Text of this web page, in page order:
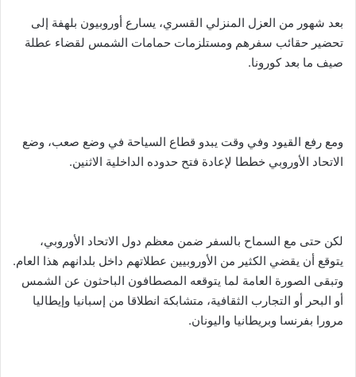
بعد شهور من العزل المنزلي القسري، يسارع أوروبيون بلهفة إلى
تحضير حقائب سفرهم ومستلزمات حمامات الشمس لقضاء عطلة
صيف ما بعد كورونا.
ومع رفع القيود وفي وقت يبدو قطاع السياحة في وضع صعب، وضع
الاتحاد الأوروبي خططا لإعادة فتح حدوده الداخلية الاثنين.
لكن حتى مع السماح بالسفر ضمن معظم دول الاتحاد الأوروبي،
يتوقع أن يقضي الكثير من الأوروبيين عطلاتهم داخل بلدانهم هذا العام.
وتبقى الصورة العامة لما يتوقعه المصطافون الباحثون عن الشمس
أو البحر أو التجارب الثقافية، متشابكة انطلاقا من إسبانيا وإيطاليا
مرورا بفرنسا وبريطانيا واليونان.